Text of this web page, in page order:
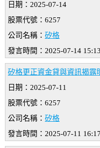
日期：2025-07-14
股票代號：6257
公司名稱： 矽格
發言時間：2025-07-14
矽格更正資金貸與資訊揭露
日期：2025-07-11
股票代號：6257
公司名稱： 矽格
發言時間：2025-07-11